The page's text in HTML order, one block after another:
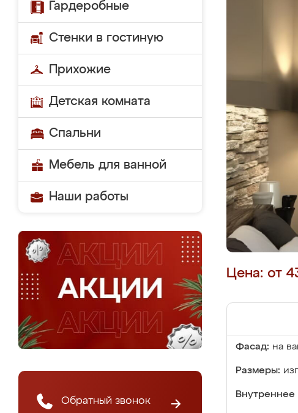
Гардеробные
Стенки в гостиную
Прихожие
Детская комната
Спальни
Мебель для ванной
Наши работы
Обратный звонок
Цена: от
Фасад: на
Размеры: